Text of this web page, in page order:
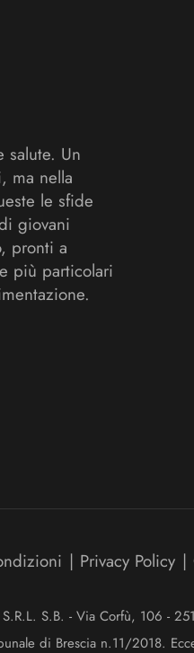
salute. Un
ma nella
le sfide
giovani
pronti a
più particolari
| Privacy Policy |
S.R.L. S.B. - Via Corfù, 106 -
di Brescia n.11/2018.